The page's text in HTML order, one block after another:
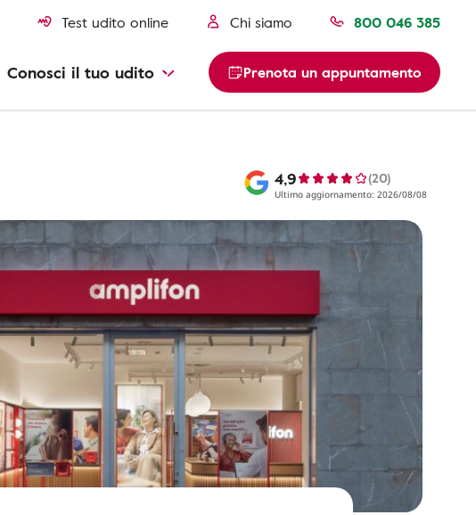
Test udito online Chi siamo 800 046 385
Conosci il tuo udito Prenota un appuntamento
4,9 (20)
Ultimo aggiornamento: 2026/08/08